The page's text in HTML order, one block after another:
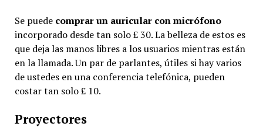
Se puede comprar un auricular con micrófono
incorporado desde tan solo £ 30. La belleza de estos es
que deja las manos libres a los usuarios mientras están
en la llamada. Un par de parlantes, útiles si hay varios
de ustedes en una conferencia telefónica, pueden
costar tan solo £ 10.
Proyectores